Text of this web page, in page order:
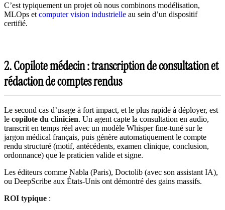
C’est typiquement un projet où nous combinons modélisation,
MLOps et computer vision industrielle au sein d’un dispositif
certifié.
2. Copilote médecin : transcription de consultation et
rédaction de comptes rendus
Le second cas d’usage à fort impact, et le plus rapide à déployer, est
le copilote du clinicien. Un agent capte la consultation en audio,
transcrit en temps réel avec un modèle Whisper fine-tuné sur le
jargon médical français, puis génère automatiquement le compte
rendu structuré (motif, antécédents, examen clinique, conclusion,
ordonnance) que le praticien valide et signe.
Les éditeurs comme Nabla (Paris), Doctolib (avec son assistant IA),
ou DeepScribe aux États-Unis ont démontré des gains massifs.
ROI typique :